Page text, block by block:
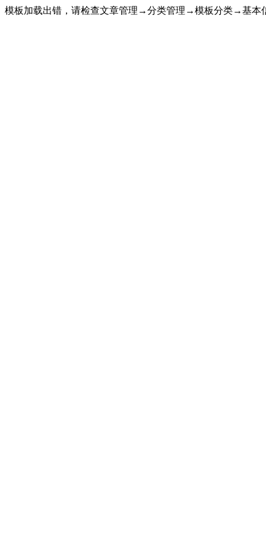
模板加载出错，请检查文章管理→分类管理→模板分类→基本